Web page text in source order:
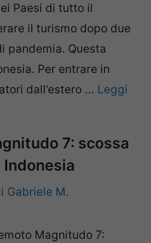
Paesi di tutto il
il turismo dopo due
pandemia. Questa
Per entrare in
dall’estero … Leggi
7: scossa
Gabriele M.
Magnitudo 7: